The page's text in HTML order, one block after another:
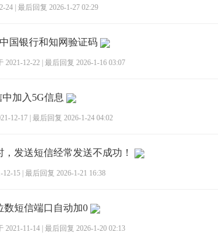
24 最后回复 2026-1-27 02:29
国银行和知网验证码
2021-12-22 最后回复 2026-1-16 03:07
加入5G信息
12-17 最后回复 2026-1-24 04:02
发送短信经常发送不成功！
12-15 最后回复 2026-1-21 16:38
数短信端口自动加0
2021-11-14 最后回复 2026-1-20 02:13